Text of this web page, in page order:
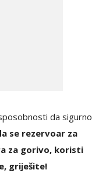
da sigurno
se rezervoar za
za gorivo, koristi
griješite!